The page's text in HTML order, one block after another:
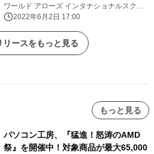
松陰高等学校と提携し、松陰高等学校
の生徒向けにダブルディプロマを目指
すコースの提供を開始。
ワールド アローズ インタナショナルスクー
ル 2022年6月2日 17:00
リースをもっと見る
もっと見る
パソコン工房、『猛進！怒涛のAMD
祭』を開催中！対象商品が最大65,000